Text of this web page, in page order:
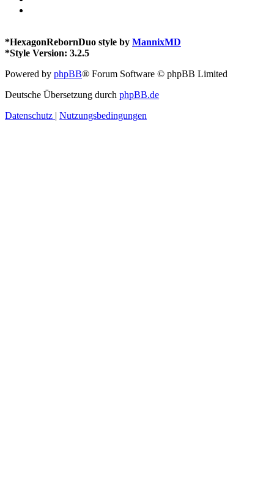
*HexagonRebornDuo style by MannixMD
*Style Version: 3.2.5
Powered by phpBB® Forum Software © phpBB Limited
Deutsche Übersetzung durch phpBB.de
Datenschutz
Nutzungsbedingungen